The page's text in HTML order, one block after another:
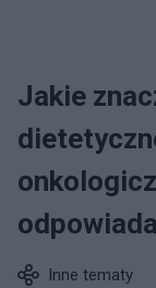
Jakie
odpowiada
Inne tematy